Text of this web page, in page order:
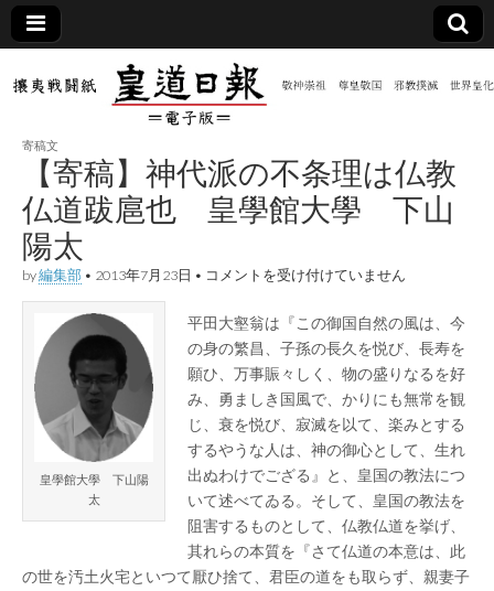
皇道
日報
（防
共新
聞）
電子
版
敬神
尊皇
｜昭
和八
年創
刊
皇道
実
践
攘夷
戦闘
寄稿文
【寄稿】神代派の不条理は仏教
仏道跋扈也 皇學館大學 下山
陽太
by編集部 • 2013年7月23日 • 【寄
代
派
の
不
は
仏
教
仏
道
跋
扈
也
皇
コメントを受け付けていません
皇學館大學 下山陽
太
平田大壑翁は『この御国自然の風は、今
の身の繁昌、子孫の長久を悦び、長寿を
願ひ、万事賑々しく、物の盛りなるを好
み、勇ましき国風で、かりにも無常を観
じ、衰を悦び、寂滅を以て、楽みとする
するやうな人は、神の御心として、生れ
出ぬわけでござる』と、皇国の教法につ
いて述べてゐる。そして、皇国の教法を
阻害するものとして、仏教仏道を挙げ、
其れらの本質を『さて仏道の本意は、此
の世を汚土火宅といつて厭ひ捨て、君臣の道をも取らず、親妻子